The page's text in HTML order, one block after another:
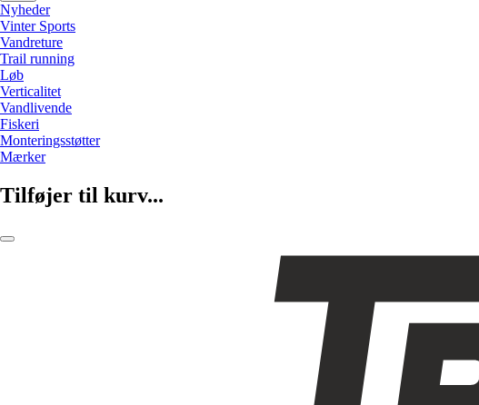
Nyheder
Vinter Sports
Vandreture
Trail running
Løb
Verticalitet
Vandlivende
Fiskeri
Monteringsstøtter
Mærker
Tilføjer til kurv...